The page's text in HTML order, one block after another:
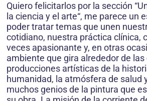
Quiero felicitarlos por la sección
la ciencia y el arte“, me parece un
poder tratar temas que unen
cotidiano, nuestra práctica clínica,
veces apasionante y, en otras
ambiente que gira alrededor de las
producciones artísticas de la
humanidad, la atmósfera de salud
muchos genios de la pintura que